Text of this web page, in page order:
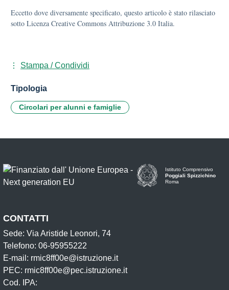
Eccetto dove diversamente specificato, questo articolo è stato rilasciato
sotto Licenza Creative Commons Attribuzione 3.0 Italia.
Stampa / Condividi
Tipologia
Circolari per alunni e famiglie
Istituto Comprensivo
Poggiali Spizzichino
Roma
CONTATTI
Sede: Via Aristide Leonori, 74
Telefono: 06-95955222
E-mail: rmic8ff00e@istruzione.it
PEC: rmic8ff00e@pec.istruzione.it
Cod. IPA: